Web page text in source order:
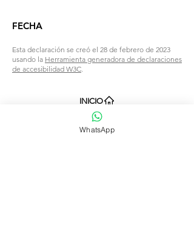
FECHA
Esta declaración se creó el 28 de febrero de 2023
usando la Herramienta generadora de declaraciones
de accesibilidad W3C.
INICIO
WhatsApp